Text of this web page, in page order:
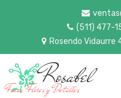
(511) 477-
Rosendo Vidaurre
Rosabel
Finas Flores y Detalles